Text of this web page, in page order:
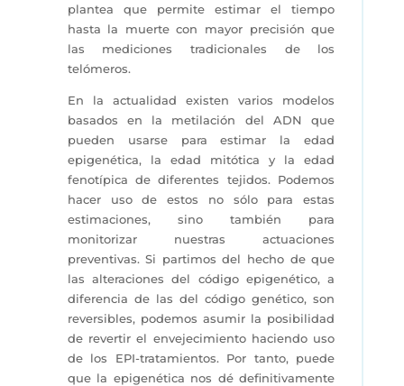
plantea que permite estimar el tiempo
hasta la muerte con mayor precisión que
las mediciones tradicionales de los
telómeros.
En la actualidad existen varios modelos
basados en la metilación del ADN que
pueden usarse para estimar la edad
epigenética, la edad mitótica y la edad
fenotípica de diferentes tejidos. Podemos
hacer uso de estos no sólo para estas
estimaciones, sino también para
monitorizar nuestras actuaciones
preventivas. Si partimos del hecho de que
las alteraciones del código epigenético, a
diferencia de las del código genético, son
reversibles, podemos asumir la posibilidad
de revertir el envejecimiento haciendo uso
de los EPI-tratamientos. Por tanto, puede
que la epigenética nos dé definitivamente